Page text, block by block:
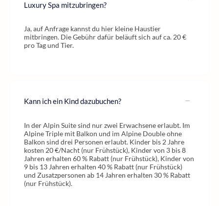
Luxury Spa mitzubringen?
Ja, auf Anfrage kannst du hier kleine Haustier
mitbringen. Die Gebühr dafür beläuft sich auf ca. 20 €
pro Tag und Tier.
Kann ich ein Kind dazubuchen?
In der Alpin Suite sind nur zwei Erwachsene erlaubt. Im
Alpine Triple mit Balkon und im Alpine Double ohne
Balkon sind drei Personen erlaubt. Kinder bis 2 Jahre
kosten 20 €/Nacht (nur Frühstück), Kinder von 3 bis 8
Jahren erhalten 60 % Rabatt (nur Frühstück), Kinder von
9 bis 13 Jahren erhalten 40 % Rabatt (nur Frühstück)
und Zusatzpersonen ab 14 Jahren erhalten 30 % Rabatt
(nur Frühstück).